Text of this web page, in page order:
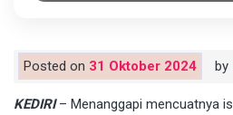
Posted on 31 Oktober 2024 by
KEDIRI– Menanggapi mencuatnya